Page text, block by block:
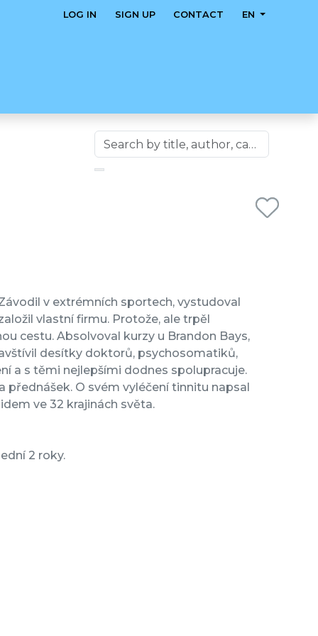
LOG IN SIGN UP CONTACT EN
v extrémních sportech, vystudoval
vlastní firmu. Protože, ale trpěl
cestu. Absolvoval kurzy u Brandon Bays,
desítky doktorů, psychosomatiků,
a s těmi nejlepšími dodnes spolupracuje.
O svém vyléčení tinnitu napsal
ve 32 krajinách světa.
2 roky.